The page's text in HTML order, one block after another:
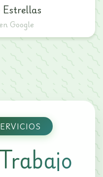
Estrellas
Google